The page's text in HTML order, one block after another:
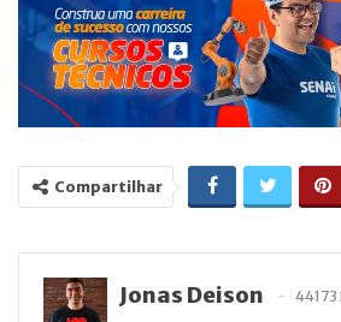
Compartilhar
Jonas Deison
44173